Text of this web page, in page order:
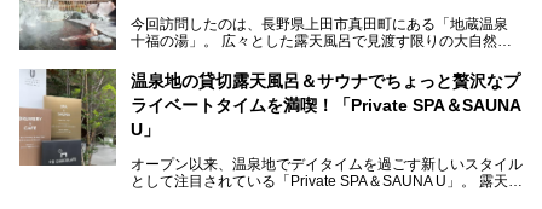
今回訪問したのは、長野県上田市真田町にある「地蔵温泉
十福の湯」。 広々とした露天風呂で見渡す限りの大自然を
温泉地の貸切露天風呂＆サウナでちょっと贅沢なプ
ライベートタイムを満喫！「Private SPA＆SAUNA
U」
オープン以来、温泉地でデイタイムを過ごす新しいスタイル
として注目されている「Private SPA＆SAUNA U」。 露天風